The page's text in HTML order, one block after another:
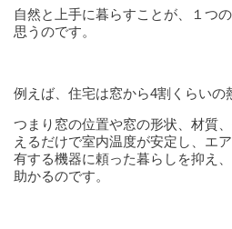
自然と上手に暮らすことが、１つ
思うのです。
例えば、住宅は窓から4割くらいの
つまり窓の位置や窓の形状、材質
えるだけで室内温度が安定し、エ
有する機器に頼った暮らしを抑え
助かるのです。